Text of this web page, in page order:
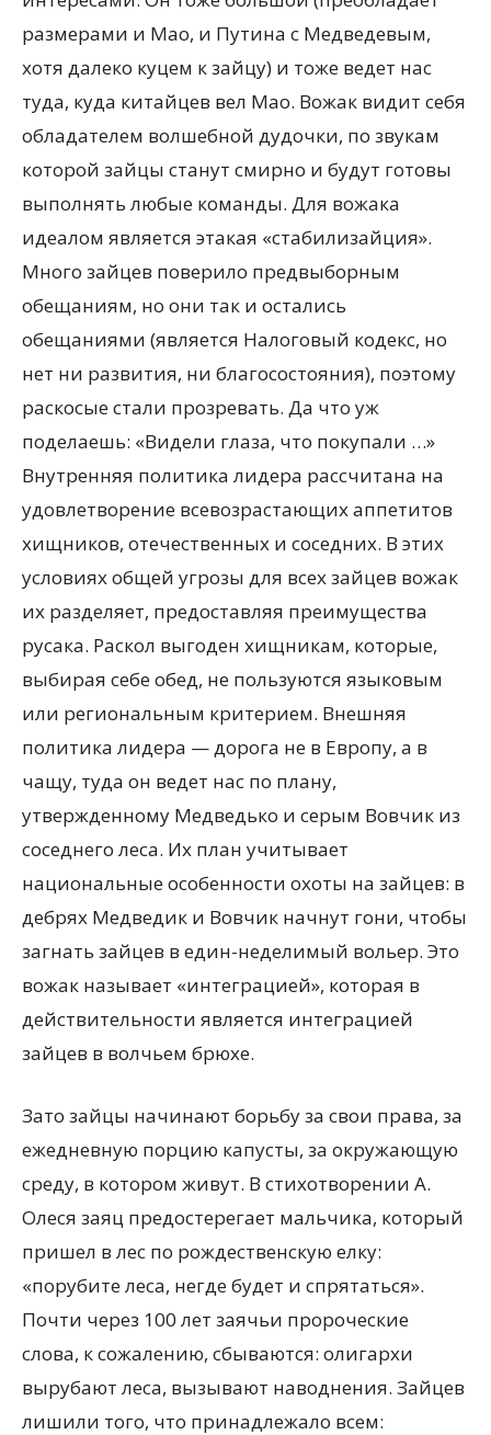
размерами и Мао, и Путина с Медведевым,
хотя далеко куцем к зайцу) и тоже ведет нас
туда, куда китайцев вел Мао. Вожак видит себя
обладателем волшебной дудочки, по звукам
которой зайцы станут смирно и будут готовы
выполнять любые команды. Для вожака
идеалом является этакая «стабилизайция».
Много зайцев поверило предвыборным
обещаниям, но они так и остались
обещаниями (является Налоговый кодекс, но
нет ни развития, ни благосостояния), поэтому
раскосые стали прозревать. Да что уж
поделаешь: «Видели глаза, что покупали …»
Внутренняя политика лидера рассчитана на
удовлетворение всевозрастающих аппетитов
хищников, отечественных и соседних. В этих
условиях общей угрозы для всех зайцев вожак
их разделяет, предоставляя преимущества
русака. Раскол выгоден хищникам, которые,
выбирая себе обед, не пользуются языковым
или региональным критерием. Внешняя
политика лидера — дорога не в Европу, а в
чащу, туда он ведет нас по плану,
утвержденному Медведько и серым Вовчик из
соседнего леса. Их план учитывает
национальные особенности охоты на зайцев: в
дебрях Медведик и Вовчик начнут гони, чтобы
загнать зайцев в един-неделимый вольер. Это
вожак называет «интеграцией», которая в
действительности является интеграцией
зайцев в волчьем брюхе.
Зато зайцы начинают борьбу за свои права, за
ежедневную порцию капусты, за окружающую
среду, в котором живут. В стихотворении А.
Олеся заяц предостерегает мальчика, который
пришел в лес по рождественскую елку:
«порубите леса, негде будет и спрятаться».
Почти через 100 лет заячьи пророческие
слова, к сожалению, сбываются: олигархи
вырубают леса, вызывают наводнения. Зайцев
лишили того, что принадлежало всем: